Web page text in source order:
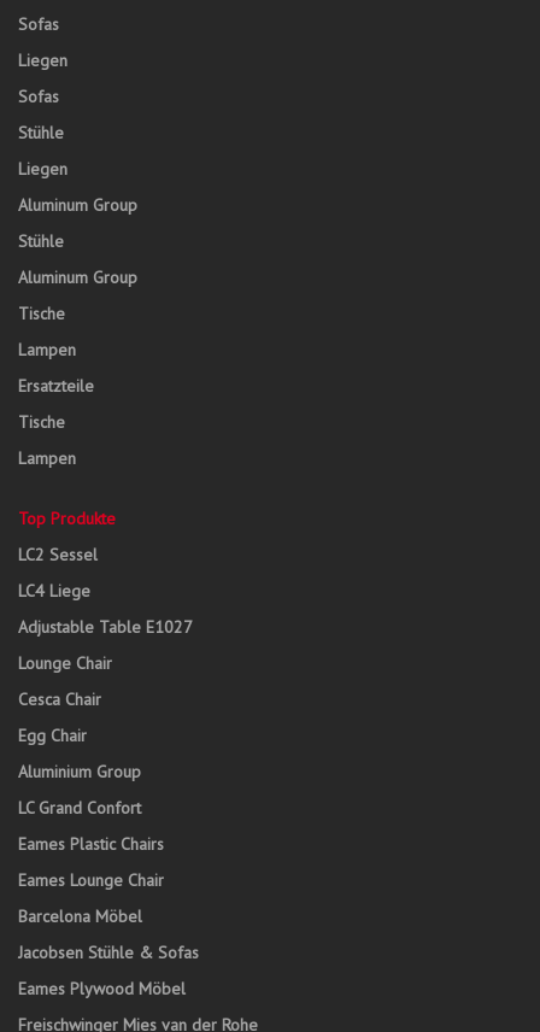
Sofas
Liegen
Sofas
Stühle
Liegen
Aluminum Group
Stühle
Aluminum Group
Tische
Lampen
Ersatzteile
Tische
Lampen
Top Produkte
LC2 Sessel
LC4 Liege
Adjustable Table E1027
Lounge Chair
Cesca Chair
Egg Chair
Aluminium Group
LC Grand Confort
Eames Plastic Chairs
Eames Lounge Chair
Barcelona Möbel
Jacobsen Stühle & Sofas
Eames Plywood Möbel
Freischwinger Mies van der Rohe